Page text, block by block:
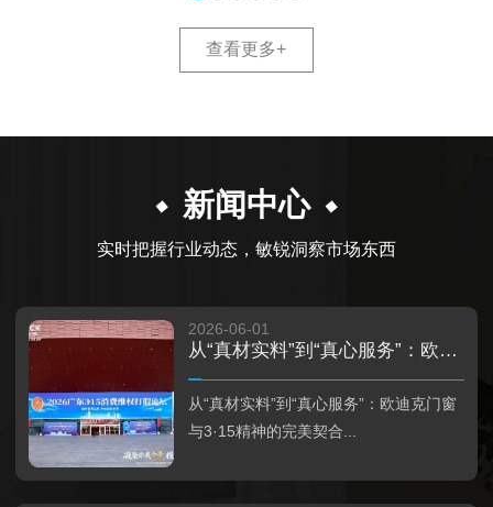
查看更多+
新闻中心
实时把握行业动态，敏锐洞察市场东西
2026-06-01
从“真材实料”到“真心服务”：欧迪克门窗与3·15精神的完美契合
从“真材实料”到“真心服务”：欧迪克门窗
与3·15精神的完美契合...